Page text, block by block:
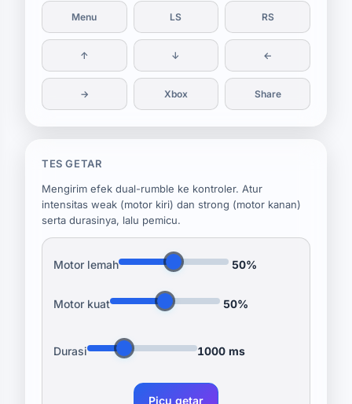
Menu LS RS
↑ ↓ ←
→ Xbox Share
TES GETAR
Mengirim efek dual-rumble ke kontroler. Atur
intensitas weak (motor kiri) dan strong (motor kanan)
serta durasinya, lalu pemicu.
Motor lemah 50%
Motor kuat 50%
Durasi 1000 ms
Picu getar